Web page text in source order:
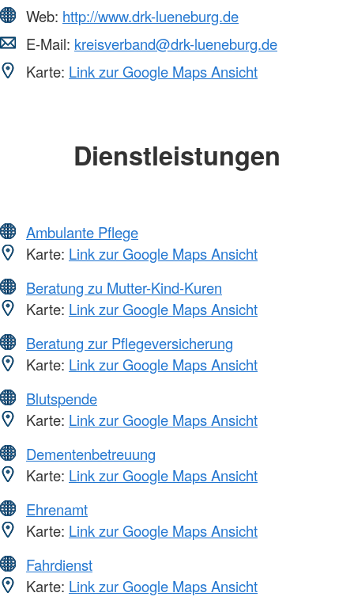
Web: http://www.drk-lueneburg.de
E-Mail: kreisverband@drk-lueneburg.de
Karte: Link zur Google Maps Ansicht
Dienstleistungen
Ambulante Pflege
Karte: Link zur Google Maps Ansicht
Beratung zu Mutter-Kind-Kuren
Karte: Link zur Google Maps Ansicht
Beratung zur Pflegeversicherung
Karte: Link zur Google Maps Ansicht
Blutspende
Karte: Link zur Google Maps Ansicht
Dementenbetreuung
Karte: Link zur Google Maps Ansicht
Ehrenamt
Karte: Link zur Google Maps Ansicht
Fahrdienst
Karte: Link zur Google Maps Ansicht